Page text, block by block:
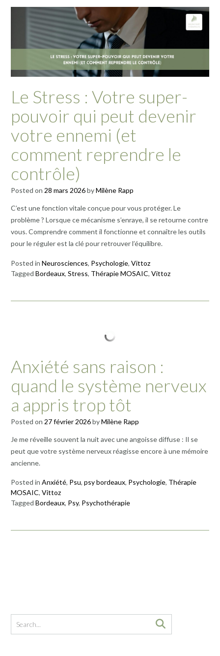
Le Stress : Votre super-
pouvoir qui peut devenir
votre ennemi (et
comment reprendre le
contrôle)
Posted on 28 mars 2026byMilène Rapp
C’est une fonction vitale conçue pour vous protéger. Le
problème ? Lorsque ce mécanisme s’enraye, il se retourne contre
vous. Comprendre comment il fonctionne et connaître les outils
pour le réguler est la clé pour retrouver l’équilibre.
Posted in Neurosciences, Psychologie, Vittoz
Tagged Bordeaux, Stress, Thérapie MOSAIC, Vittoz
Anxiété sans raison :
quand le système nerveux
a appris trop tôt
Posted on 27 février 2026byMilène Rapp
Je me réveille souvent la nuit avec une angoisse diffuse : Il se
peut que votre système nerveux réagisse encore à une mémoire
ancienne.
Posted in Anxiété, Psu, psy bordeaux, Psychologie, Thérapie
MOSAIC, Vittoz
Tagged Bordeaux, Psy, Psychothérapie